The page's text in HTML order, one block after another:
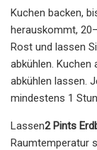
Kuchen backen,
herauskommt,
Rost und lassen
abkühlen.
abkühlen lassen.
mindestens 1
Lassen2 Pints
Raumtemperatur